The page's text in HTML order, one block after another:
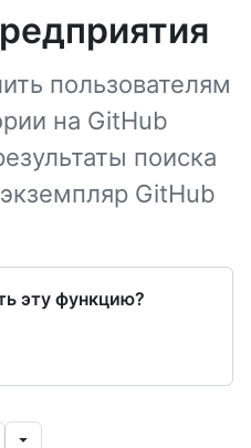
пользователям
на GitHub
поиска
GitHub
эту функцию?